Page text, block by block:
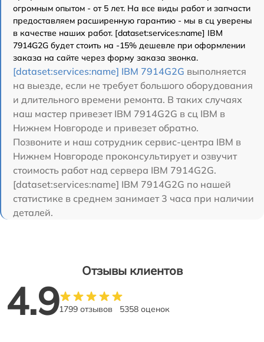
огромным опытом - от 5 лет. На все виды работ и запчасти
предоставляем расширенную гарантию - мы в сц уверены
в качестве наших работ. [dataset:services:name] IBM
7914G2G будет стоить на -15% дешевле при оформлении
заказа на сайте через форму заказа звонка.
[dataset:services:name] IBM 7914G2G выполняется
на выезде, если не требует большого оборудования
и длительного времени ремонта. В таких случаях
наш мастер привезет IBM 7914G2G в сц IBM в
Нижнем Новгороде и привезет обратно.
Позвоните и наш сотрудник сервис-центра IBM в
Нижнем Новгороде проконсультирует и озвучит
стоимость работ над сервера IBM 7914G2G.
[dataset:services:name] IBM 7914G2G по нашей
статистике в среднем занимает 3 часа при наличии
деталей.
Отзывы клиентов
4.91799 отзывов 5358 оценок